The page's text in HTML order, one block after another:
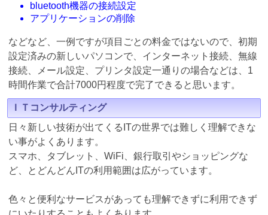
bluetooth機器の接続設定
アプリケーションの削除
などなど、一例ですが項目ごとの料金ではないので、初期
設定済みの新しいパソコンで、インターネット接続、無線
接続、メール設定、プリンタ設定一通りの場合などは、1
時間作業で合計7000円程度で完了できると思います。
ＩＴコンサルティング
日々新しい技術が出てくるITの世界では難しく理解できな
い事がよくあります。
スマホ、タブレット、WiFi、銀行取引やショッピングな
ど、とどんどんITの利用範囲は広がっています。
色々と便利なサービスがあっても理解できずに利用できず